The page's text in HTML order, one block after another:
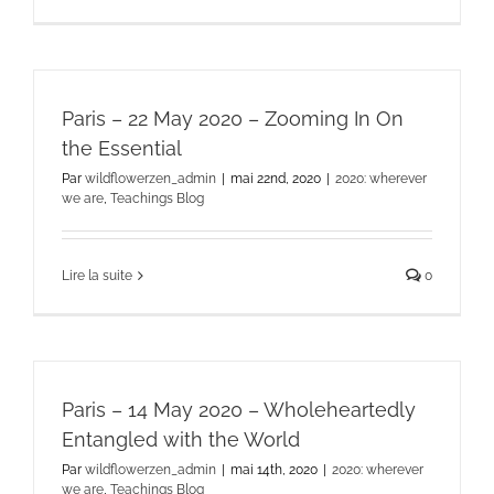
Paris – 22 May 2020 – Zooming In On
the Essential
Par wildflowerzen_admin | mai 22nd, 2020 | 2020: wherever
we are Teachings Blog
Lire la suite 0
Paris – 14 May 2020 – Wholeheartedly
Entangled with the World
Par wildflowerzen_admin | mai 14th, 2020 | 2020: wherever
we are Teachings Blog